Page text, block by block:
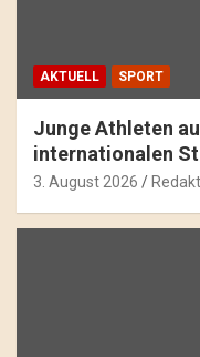
AKTUELL SPORT
Junge Athleten
internationalen
3. August 2026